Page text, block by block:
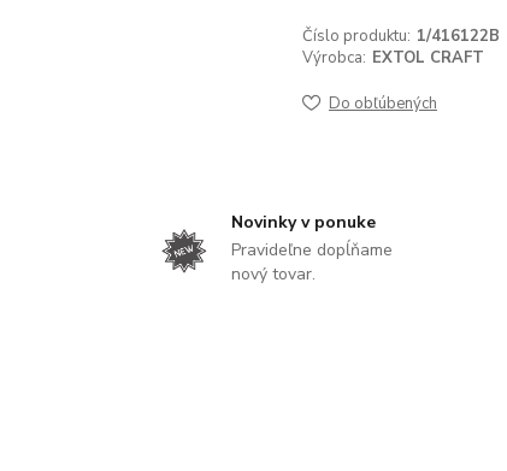
Číslo produktu: 1/416122B
Výrobca: EXTOL CRAFT
Do obľúbených
Novinky v ponuke
Pravideľne dopĺňame
nový tovar.